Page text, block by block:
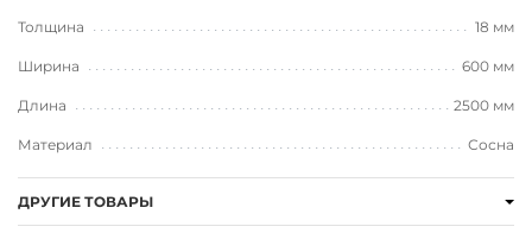
Толщина 18 мм
Ширина 600 мм
Длина 2500 мм
Материал Сосна
ДРУГИЕ ТОВАРЫ